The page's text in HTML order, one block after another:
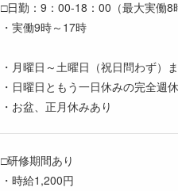
□日勤：9：00-18：00（最大実働8
・実働9時～17時
・月曜日～土曜日（祝日問わず）
・日曜日ともう一日休みの完全週
・お盆、正月休みあり
□研修期間あり
・時給1,200円